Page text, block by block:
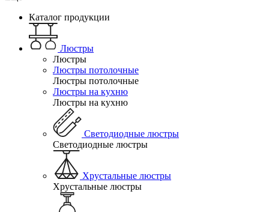
Каталог продукции
Люстры
Люстры
Люстры потолочные
Люстры потолочные
Люстры на кухню
Люстры на кухню
Светодиодные люстры
Светодиодные люстры
Хрустальные люстры
Хрустальные люстры